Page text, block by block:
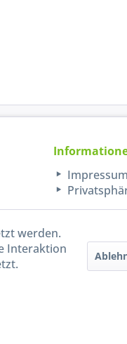
Impressum
werden.
Interaktion